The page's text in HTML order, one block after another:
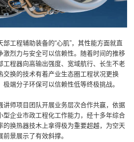
工程辅助装备的“心肌”，其性能方面就直
激烈力与安全可以信赖性。随着时间的推移
工程器向高输出强度、宽域航行、长生不老
交换的技术有着产业生态圈工程状况更换
端分子环保可以信赖性低等终极挑战。
讲师项目团队开展业务层次合作共赢，依据
型企业市政工程化工作能力，经十多年综合
的换热器技木上拿得极为重要超越，为空天
景展示了有效斜撑。